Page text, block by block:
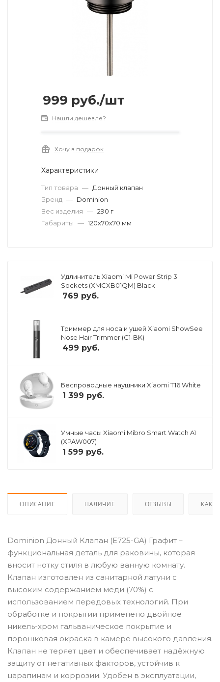
999 руб./шт
Нашли дешевле?
Хочу в подарок
Характеристики
Тип товара — Донный клапан
Бренд — Dominion
Вес изделия — 290 г
Габариты — 120х70х70 мм
Удлинитель Xiaomi Mi Power Strip 3
Sockets (XMCXB01QM) Black
769 руб.
Триммер для носа и ушей Xiaomi ShowSee
Nose Hair Trimmer (C1-BK)
499 руб.
Беспроводные наушники Xiaomi T16 White
1 399 руб.
Умные часы Xiaomi Mibro Smart Watch A1
(XPAW007)
1 599 руб.
ОПИСАНИЕ НАЛИЧИЕ ОТЗЫВЫ КАК
Dominion Донный Клапан (E725-GA) Графит –
функциональная деталь для раковины, которая
вносит нотку стиля в любую ванную комнату.
Клапан изготовлен из санитарной латуни с
высоким содержанием меди (70%) с
использованием передовых технологий. При
обработке и покрытии применено двойное
никель-хром гальваническое покрытие и
порошковая окраска в камере высокого давления.
Клапан не теряет цвет и обеспечивает надёжную
защиту от негативных факторов, устойчив к
царапинам и коррозии. Удобен в эксплуатации,